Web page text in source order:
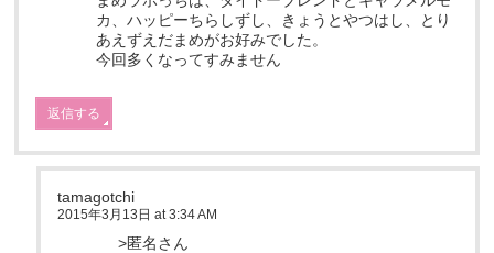
カ、ハッピーちらしずし、きょうとやつはし、とり
あえずえだまめがお好みでした。
今回多くなってすみません
返信する
tamagotchi
2015年3月13日 at 3:34 AM
>匿名さん